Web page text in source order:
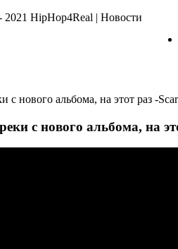
с нового альбома, на этот раз -
с нового альбома, на
2021 HipHop4Real | Новости